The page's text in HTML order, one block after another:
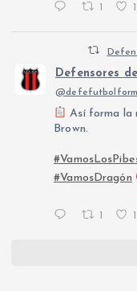
1 1
Defensores
Así forma la
Brown.
#VamosDragón